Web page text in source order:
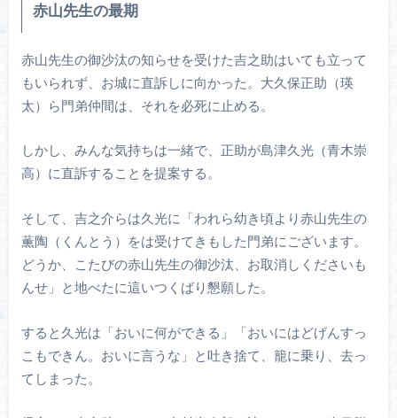
赤山先生の最期
赤山先生の御沙汰の知らせを受けた吉之助はいても立って
もいられず、お城に直訴しに向かった。大久保正助（瑛
太）ら門弟仲間は、それを必死に止める。
しかし、みんな気持ちは一緒で、正助が島津久光（青木崇
高）に直訴することを提案する。
そして、吉之介らは久光に「われら幼き頃より赤山先生の
薫陶（くんとう）をは受けてきもした門弟にございます。
どうか、こたびの赤山先生の御沙汰、お取消しくださいも
んせ」と地べたに這いつくばり懇願した。
すると久光は「おいに何ができる」「おいにはどげんすっ
こもできん。おいに言うな」と吐き捨て、籠に乗り、去っ
てしまった。